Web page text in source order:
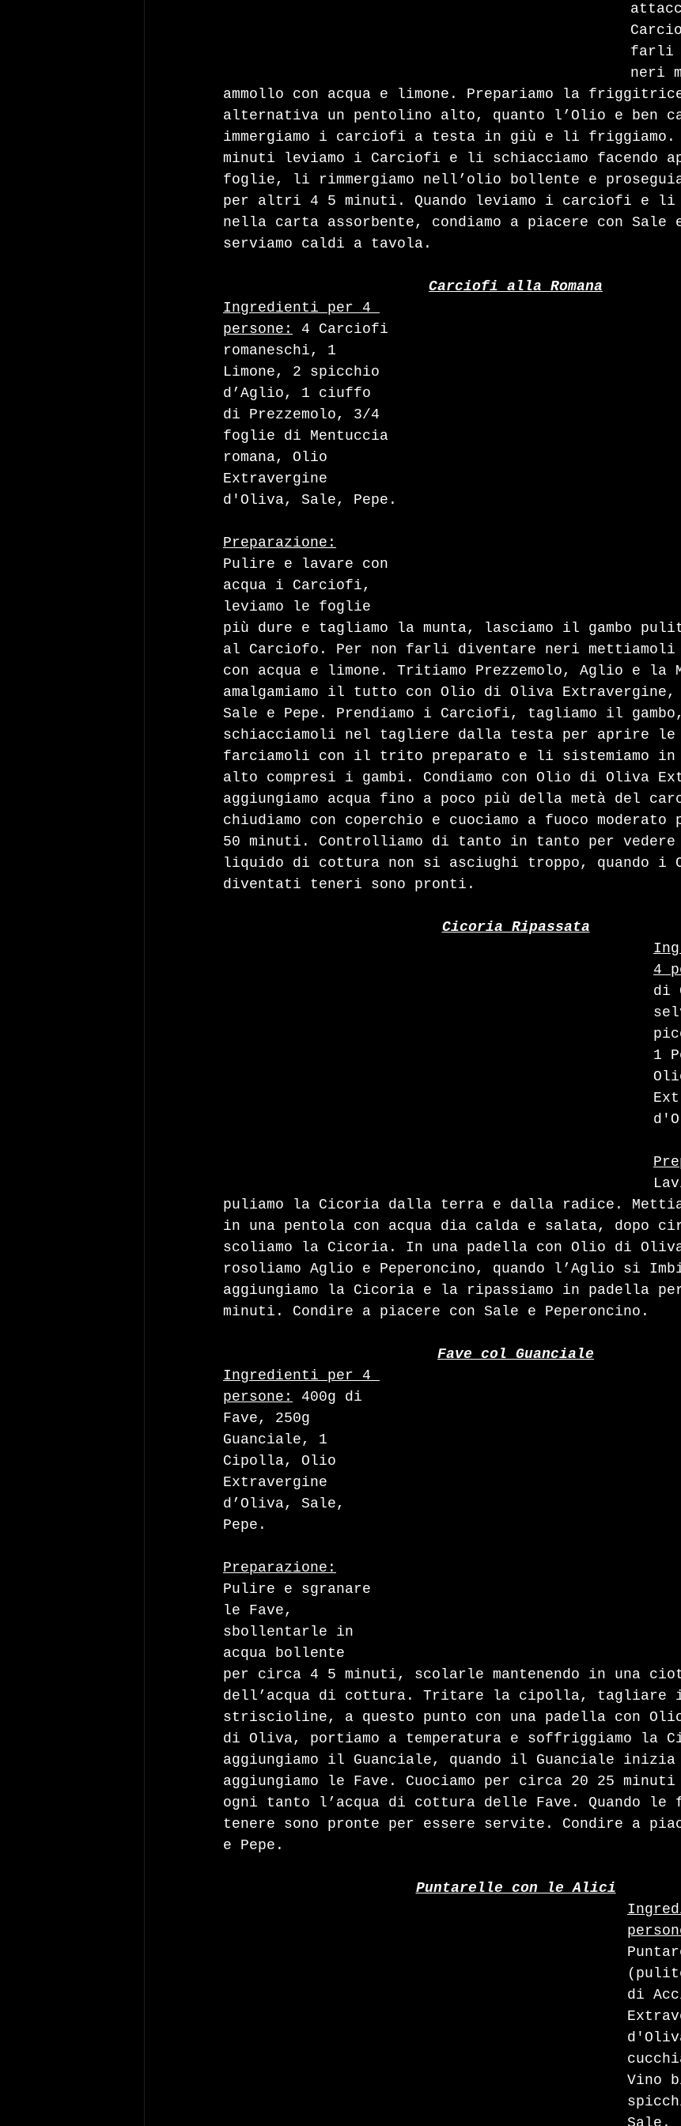
farli
neri
ammollo con acqua e limone. Prepariamo la
alternativa un pentolino alto, quanto l’Olio e ben
immergiamo i carciofi a testa in giù e li friggiamo.
minuti leviamo i Carciofi e li schiacciamo facendo
foglie, li rimmergiamo nell’olio bollente e
per altri 4 5 minuti. Quando leviamo i carciofi e li
nella carta assorbente, condiamo a piacere con Sale
serviamo caldi a tavola.
Carciofi alla Romana
Ingredienti per 4
persone:
4 Carciofi
romaneschi, 1
Limone, 2 spicchio
d’Aglio, 1 ciuffo
di Prezzemolo, 3/4
foglie di Mentuccia
romana, Olio
Extravergine
d'Oliva, Sale, Pepe.
Preparazione:
Pulire e lavare con
acqua i Carciofi,
leviamo le foglie
più dure e tagliamo la munta, lasciamo il gambo
al Carciofo. Per non farli diventare neri mettiamoli
con acqua e limone. Tritiamo Prezzemolo, Aglio e la
amalgamiamo il tutto con Olio di Oliva Extravergine,
Sale e Pepe. Prendiamo i Carciofi, tagliamo il
schiacciamoli nel tagliere dalla testa per aprire
farciamoli con il trito preparato e li sistemiamo in
alto compresi i gambi. Condiamo con Olio di Oliva
aggiungiamo acqua fino a poco più della metà del
chiudiamo con coperchio e cuociamo a fuoco
50 minuti. Controlliamo di tanto in tanto per
liquido di cottura non si asciughi troppo, quando i
diventati teneri sono pronti.
Cicoria Ripassata
4
di
1
puliamo la Cicoria dalla terra e dalla radice.
in una pentola con acqua dia calda e salata, dopo
scoliamo la Cicoria. In una padella con Olio di
rosoliamo Aglio e Peperoncino, quando l’Aglio si
aggiungiamo la Cicoria e la ripassiamo in padella
minuti. Condire a piacere con Sale e Peperoncino.
Fave col Guanciale
Ingredienti per 4
persone:
400g di
Fave, 250g
Guanciale, 1
Cipolla, Olio
Extravergine
d’Oliva, Sale,
Pepe.
Preparazione:
Pulire e sgranare
le Fave,
sbollentarle in
acqua bollente
per circa 4 5 minuti, scolarle mantenendo in una
dell’acqua di cottura. Tritare la cipolla, tagliare
striscioline, a questo punto con una padella con
di Oliva, portiamo a temperatura e soffriggiamo la
aggiungiamo il Guanciale, quando il Guanciale
aggiungiamo le Fave. Cuociamo per circa 20 25 minuti
ogni tanto l’acqua di cottura delle Fave. Quando le
tenere sono pronte per essere servite. Condire a
e Pepe.
Puntarelle con le Alici
di
Vino
Sale.